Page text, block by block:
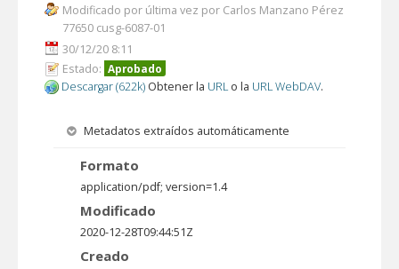
Modificado por última vez por Carlos Manzano Pérez
77650 cusg-6087-01
30/12/20 8:11
Estado: Aprobado
Descargar (622k) Obtener la URL o la URL WebDAV.
Metadatos extraídos automáticamente
Formato
application/pdf; version=1.4
Modificado
2020-12-28T09:44:51Z
Creado